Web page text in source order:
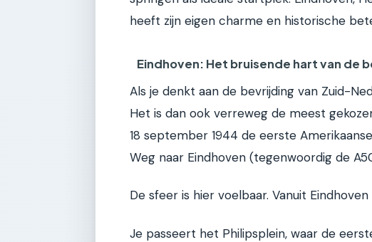
heeft zijn eigen charme en historische
Eindhoven: Het bruisende hart van de
Als je denkt aan de bevrijding van Zuid-
Het is dan ook verreweg de meest
18 september 1944 de eerste
Weg naar Eindhoven (tegenwoordig de
De sfeer is hier voelbaar. Vanuit
Je passeert het Philipsplein, waar de